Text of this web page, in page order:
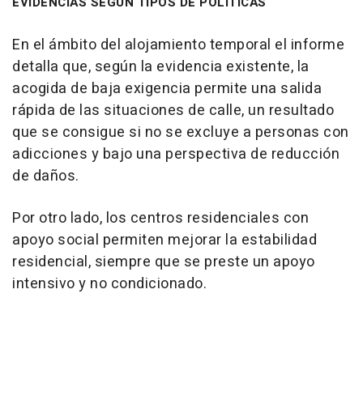
En el ámbito del alojamiento temporal el informe
detalla que, según la evidencia existente, la
acogida de baja exigencia permite una salida
rápida de las situaciones de calle, un resultado
que se consigue si no se excluye a personas con
adicciones y bajo una perspectiva de reducción
de daños.
Por otro lado, los centros residenciales con
apoyo social permiten mejorar la estabilidad
residencial, siempre que se preste un apoyo
intensivo y no condicionado.